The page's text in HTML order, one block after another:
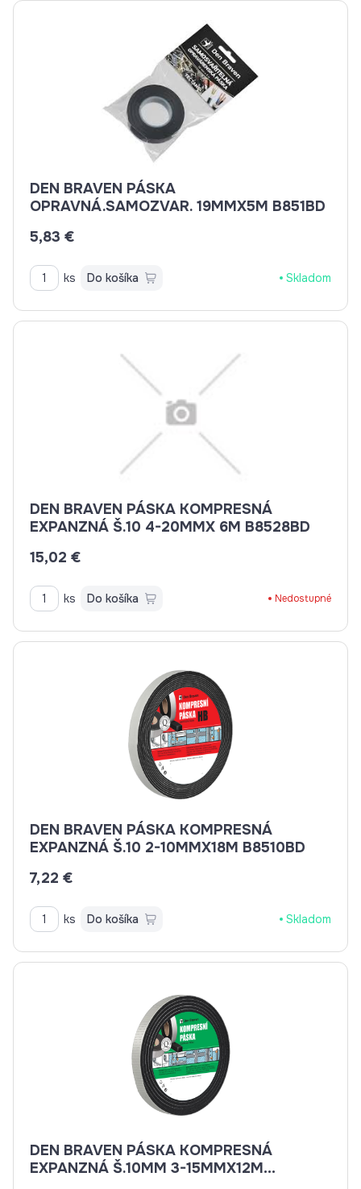
DEN BRAVEN PÁSKA
OPRAVNÁ.SAMOZVAR. 19MMX5M B851BD
5,83 €
ks Do košíka Skladom
DEN BRAVEN PÁSKA KOMPRESNÁ
EXPANZNÁ Š.10 4-20MMX 6M B8528BD
15,02 €
ks Do košíka Nedostupné
DEN BRAVEN PÁSKA KOMPRESNÁ
EXPANZNÁ Š.10 2-10MMX18M B8510BD
7,22 €
ks Do košíka Skladom
DEN BRAVEN PÁSKA KOMPRESNÁ
EXPANZNÁ Š.10MM 3-15MMX12M